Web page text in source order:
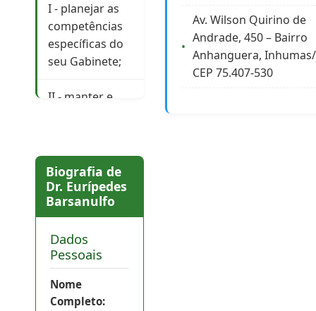
I - planejar as
competências
específicas do
seu Gabinete;
II - manter e
dotações
orçamentárias
respectivas,
quando couber;
III - auxiliar o
Prefeito no
desempenho
Av. Wilson Quirino de
Andrade, 450 – Bairro
Anhanguera,
CEP 75.407-530
Biografia de
Dr. Eurípedes
Barsanulfo
Dados
Pessoais
Nome
Completo: